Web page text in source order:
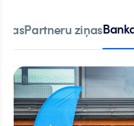
Partneru ziņas